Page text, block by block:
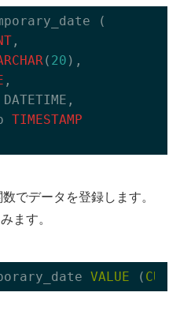
(
,
( 20 ),
,
TIMESTAMP
でデータを登録します。
ます。
VALUE (